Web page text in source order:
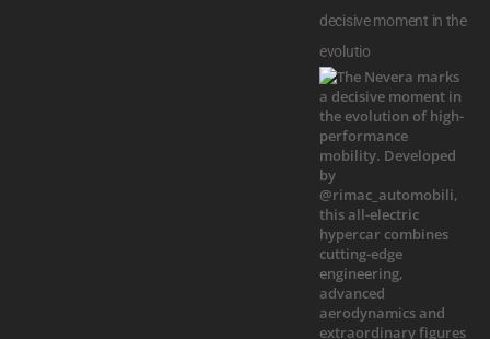
decisive moment in the
evolutio